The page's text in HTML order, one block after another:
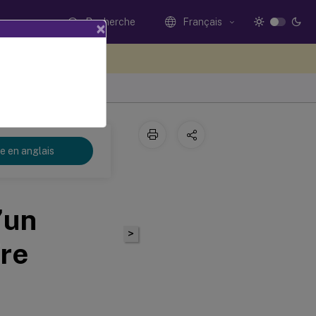
Recherche Français
en anglais
>
×